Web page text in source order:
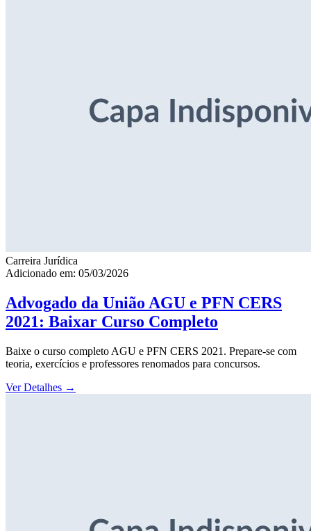
Carreira Jurídica
Adicionado em: 05/03/2026
Advogado da União AGU e PFN CERS
2021: Baixar Curso Completo
Baixe o curso completo AGU e PFN CERS 2021. Prepare-se com
teoria, exercícios e professores renomados para concursos.
Ver Detalhes →